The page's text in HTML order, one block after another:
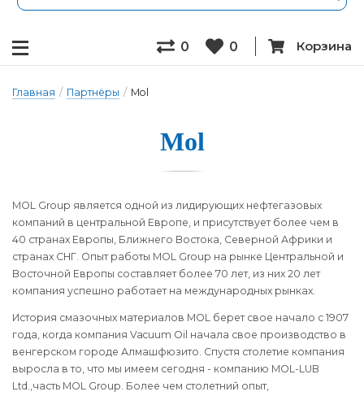
0 0 Корзина
Главная / Партнёры / Mol
Mol
MOL Group является одной из лидирующих нефтегазовых
компаний в центральной Европе, и присутствует более чем в
40 странах Европы, Ближнего Востока, Северной Африки и
странах СНГ. Опыт работы MOL Group на рынке Центральной и
Восточной Европы составляет более 70 лет, из них 20 лет
компания успешно работает на международных рынках.
История смазочных материалов MOL берет свое начало с 1907
года, коrда компания Vacuum Oil начала свое производство в
венгерском городе Алмашфюзито. Спустя столетие компания
выросла в то, что мы имеем сегодня - компанию MOL-LUB
Ltd.,часть MOL Group. Более чем столетний опыт,